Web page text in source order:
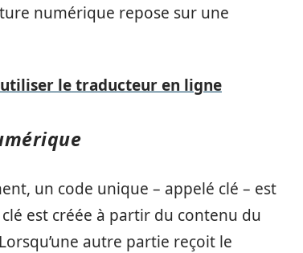
numérique repose sur une
le traducteur en ligne
un code unique – appelé clé – est
est créée à partir du contenu du
autre partie reçoit le